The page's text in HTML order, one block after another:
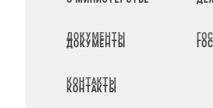
ДОКУМЕНТЫ
КОНТАКТЫ